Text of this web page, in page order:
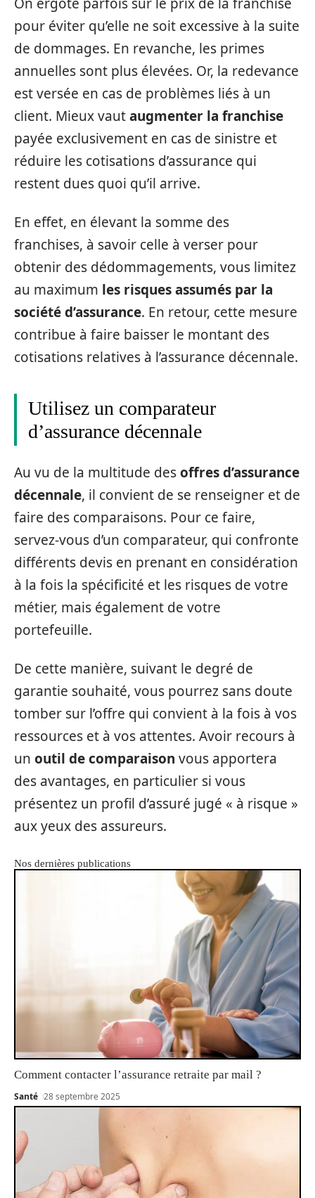
pour éviter qu’elle ne soit excessive à la suite
de dommages. En revanche, les primes
annuelles sont plus élevées. Or, la redevance
est versée en cas de problèmes liés à un
client. Mieux vautaugmenter la franchise
payée exclusivement en cas de sinistre et
réduire les cotisations d’assurance qui
restent dues quoi qu’il arrive.
En effet, en élevant la somme des
franchises, à savoir celle à verser pour
obtenir des dédommagements, vous limitez
au maximum les risques assumés par la
société d’assurance. En retour, cette mesure
contribue à faire baisser le montant des
cotisations relatives à l’assurance décennale.
Utilisez un comparateur
d’assurance décennale
Au vu de la multitude desoffres d’assurance
décennale, il convient de se renseigner et de
faire des comparaisons. Pour ce faire,
servez-vous d’un comparateur, qui confronte
différents devis en prenant en considération
à la fois la spécificité et les risques de votre
métier, mais également de votre
portefeuille.
De cette manière, suivant le degré de
garantie souhaité, vous pourrez sans doute
tomber sur l’offre qui convient à la fois à vos
ressources et à vos attentes. Avoir recours à
un outil de comparaison vous apportera
des avantages, en particulier si vous
présentez un profil d’assuré jugé « à risque »
aux yeux des assureurs.
Nos dernières publications
Comment contacter l’assurance retraite par mail ?
Santé 28 septembre 2025